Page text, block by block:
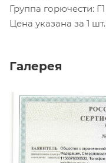
Группа горючести: Г1
Цена указана за 1 шт.
Галерея